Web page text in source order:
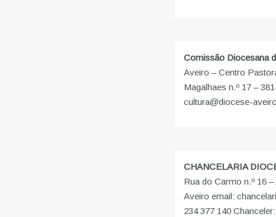
Comissão Diocesana
Aveiro – Centro
Magalhaes n.º 17 –
cultura@diocese-
CHANCELARIA
Rua do Carmo n.º 16
Aveiro email:
234 377 140